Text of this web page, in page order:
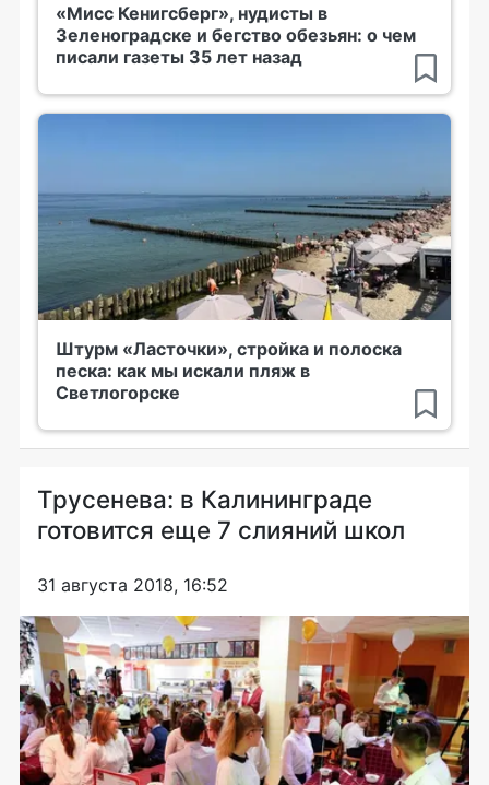
«Мисс Кенигсберг», нудисты в
Зеленоградске и бегство обезьян: о чем
писали газеты 35 лет назад
Штурм «Ласточки», стройка и полоска
песка: как мы искали пляж в
Светлогорске
Трусенева: в Калининграде
готовится еще 7 слияний школ
31 августа 2018, 16:52